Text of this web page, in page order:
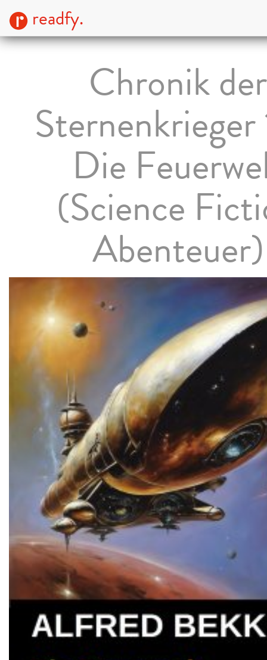
readfy.
Chronik der
Sternenkrieger
Die
(Science
Abenteuer)